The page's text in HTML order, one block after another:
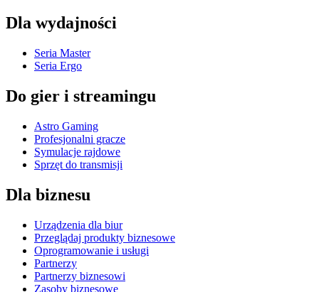
Dla wydajności
Seria Master
Seria Ergo
Do gier i streamingu
Astro Gaming
Profesjonalni gracze
Symulacje rajdowe
Sprzęt do transmisji
Dla biznesu
Urządzenia dla biur
Przeglądaj produkty biznesowe
Oprogramowanie i usługi
Partnerzy
Partnerzy biznesowi
Zasoby biznesowe